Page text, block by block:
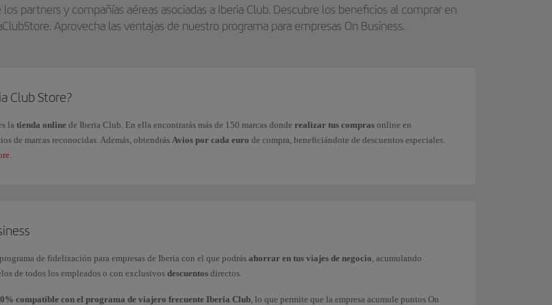
partners y compañías aéreas asociadas a Iberia Club. Descubre los beneficios al comprar en
Aprovecha las ventajas de nuestro programa para empresas On Business.
Club Store?
la tienda online de Iberia Club. En ella encontrarás más de 150 marcas donde realizar tus compras online en
de marcas reconocidas. Además, obtendrás Avios por cada euro de compra, beneficiándote de descuentos especiales.
.
de fidelización para empresas de Iberia con el que podrás ahorrar en tus viajes de negocio, acumulando
de todos los empleados o con exclusivos descuentos directos.
compatible con el programa de viajero frecuente Iberia Club, lo que permite que la empresa acumule puntos On